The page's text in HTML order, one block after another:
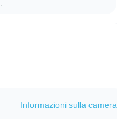
Informazioni sulla camera